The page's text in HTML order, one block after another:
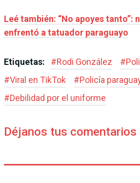
Leé también: “No apoyes tanto”:
enfrentó a tatuador paraguayo
Etiquetas: #Rodi González #
#Viral en TikTok #Policía
#Debilidad por el uniforme
Déjanos tus comentarios